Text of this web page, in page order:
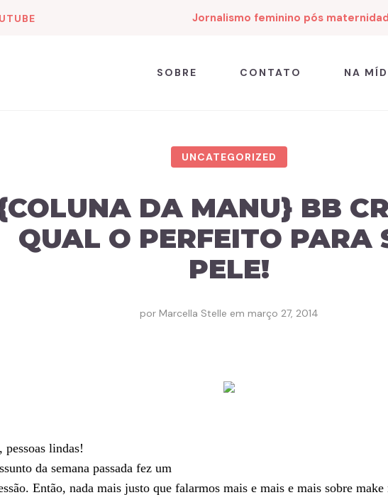
Jornalismo feminino pós
SOBRE CONTATO NA
UNCATEGORIZED
DA MANU} BB
QUAL O PERFEITO PARA
PELE!
por Marcella Stelle em março 27, 2014
pessoas lindas!
da semana passada fez um
Então, nada mais justo que falarmos mais e mais e mais sobre make